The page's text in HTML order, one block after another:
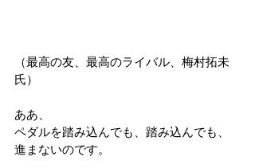
（最高の友、最高のライバル、梅村拓未
氏）
ああ、
ペダルを踏み込んでも、踏み込んでも、
進まないのです。